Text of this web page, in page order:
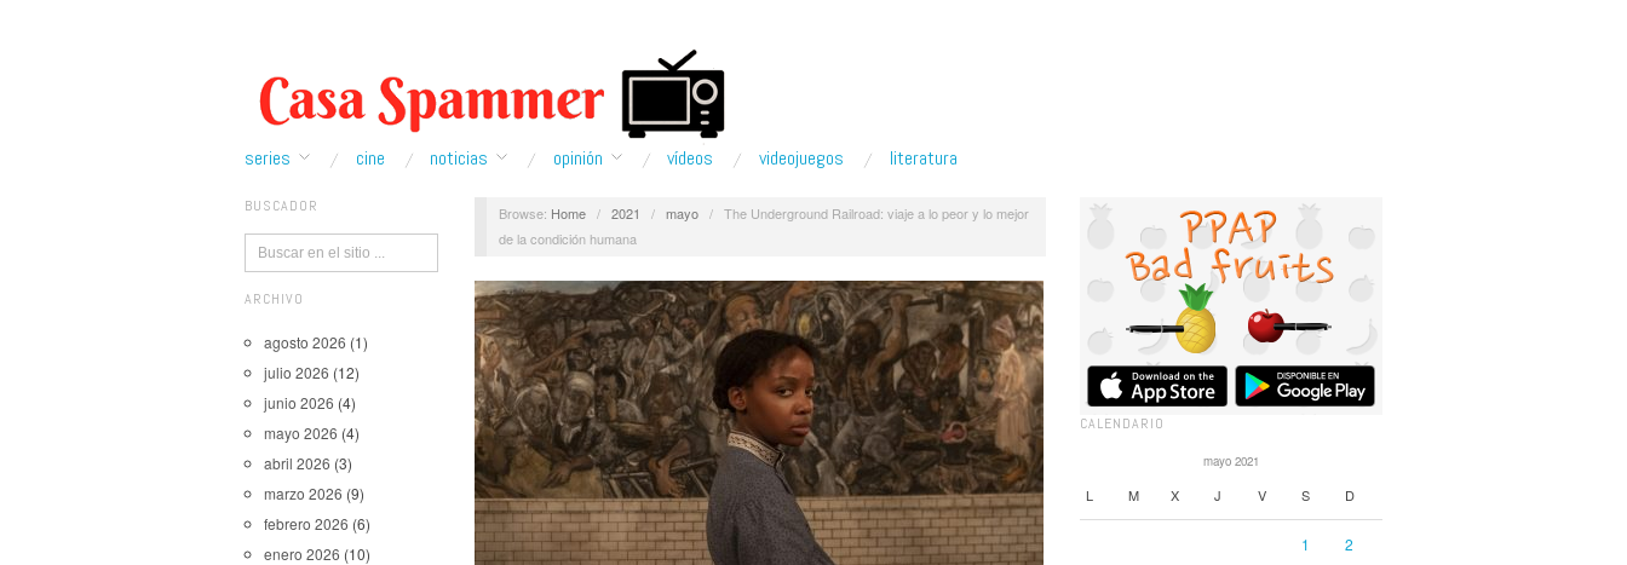
series cine noticias opinión ví­deos videojuegos literatura
BUSCADOR
ARCHIVO
agosto 2026 (1)
julio 2026 (12)
junio 2026 (4)
mayo 2026 (4)
abril 2026 (3)
marzo 2026 (9)
febrero 2026 (6)
enero 2026 (10)
Browse: Home / 2021 / mayo / The Underground Railroad: viaje a lo peor y lo mejor
de la condición humana
CALENDARIO
mayo 2021
L M X J V S D
1 2